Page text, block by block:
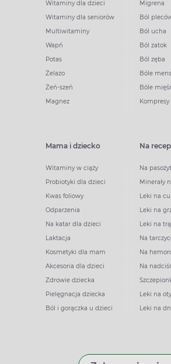
Witaminy dla dzieci
Witaminy dla seniorów
Multiwitaminy
Wapń
Potas
Żelazo
Żeń-szeń
Magnez
Migrena
Ból
Ból ucha
Ból zatok
Ból zęba
Bóle
Bóle
Mama i dziecko
Witaminy w ciąży
Probiotyki dla dzieci
Kwas foliowy
Odparzenia
Na katar dla dzieci
Laktacja
Kosmetyki dla mam
Akcesoria dla dzieci
Zdrowie dziecka
Pielęgnacja dziecka
Ból i gorączka u dzieci
Na
Na
Minerały
Leki na
Leki na
Leki na
Na
Na
Na
Leki na
Leki na